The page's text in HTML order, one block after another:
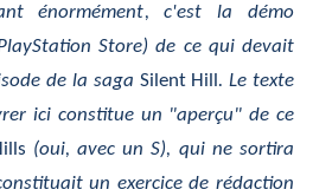
énormément, c'est la démo
Store) de ce qui devait
de la saga Silent Hill . Le texte
ici constitue un "aperçu" de ce
(oui, avec un S), qui ne sortira
un exercice de rédaction